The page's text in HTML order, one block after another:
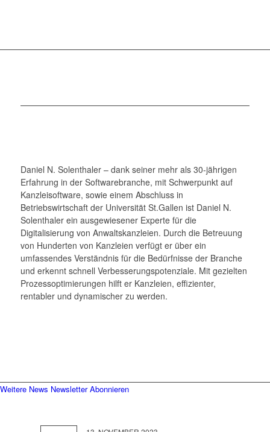
Daniel N. Solenthaler – dank seiner mehr als 30-jährigen
Erfahrung in der Softwarebranche, mit Schwerpunkt auf
Kanzleisoftware, sowie einem Abschluss in
Betriebswirtschaft der Universität St.Gallen ist Daniel N.
Solenthaler ein ausgewiesener Experte für die
Digitalisierung von Anwaltskanzleien. Durch die Betreuung
von Hunderten von Kanzleien verfügt er über ein
umfassendes Verständnis für die Bedürfnisse der Branche
und erkennt schnell Verbesserungspotenziale. Mit gezielten
Prozessoptimierungen hilft er Kanzleien, effizienter,
rentabler und dynamischer zu werden.
Weitere News Newsletter Abonnieren